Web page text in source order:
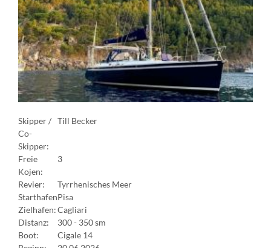
Skipper /
Co-
Skipper:
Till Becker
Freie
Kojen:
3
Revier:
Tyrrhenisches Meer
StarthafenPisa
Zielhafen:Cagliari
Distanz:
300 - 350 sm
Boot:
Cigale 14